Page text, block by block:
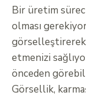
Bir üretim
olması
görselleştirerek
etmenizi
önceden
Görsellik,